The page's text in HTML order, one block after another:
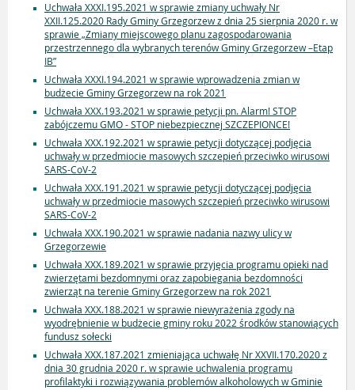
Uchwała XXXI.195.2021 w sprawie zmiany uchwały Nr
XXII.125.2020 Rady Gminy Grzegorzew z dnia 25 sierpnia 2020 r. w
sprawie „Zmiany miejscowego planu zagospodarowania
przestrzennego dla wybranych terenów Gminy Grzegorzew –Etap
IB”
Uchwała XXXI.194.2021 w sprawie wprowadzenia zmian w
budżecie Gminy Grzegorzew na rok 2021
Uchwała XXX.193.2021 w sprawie petycji pn. Alarm! STOP
zabójczemu GMO - STOP niebezpiecznej SZCZEPIONCE!
Uchwała XXX.192.2021 w sprawie petycji dotyczącej podjęcia
uchwały w przedmiocie masowych szczepień przeciwko wirusowi
SARS-CoV-2
Uchwała XXX.191.2021 w sprawie petycji dotyczącej podjęcia
uchwały w przedmiocie masowych szczepień przeciwko wirusowi
SARS-CoV-2
Uchwała XXX.190.2021 w sprawie nadania nazwy ulicy w
Grzegorzewie
Uchwała XXX.189.2021 w sprawie przyjęcia programu opieki nad
zwierzętami bezdomnymi oraz zapobiegania bezdomności
zwierząt na terenie Gminy Grzegorzew na rok 2021
Uchwała XXX.188.2021 w sprawie niewyrażenia zgody na
wyodrębnienie w budżecie gminy roku 2022 środków stanowiących
fundusz sołecki
Uchwała XXX.187.2021 zmieniająca uchwałę Nr XXVII.170.2020 z
dnia 30 grudnia 2020 r. w sprawie uchwalenia programu
profilaktyki i rozwiązywania problemów alkoholowych w Gminie